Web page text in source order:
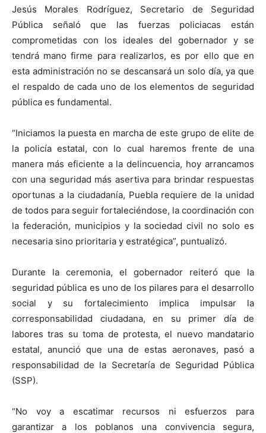
Jesús Morales Rodríguez, Secretario de Seguridad
Pública señaló que las fuerzas policiacas están
comprometidas con los ideales del gobernador y se
tendrá mano firme para realizarlos, es por ello que en
esta administración no se descansará un solo día, ya que
el respaldo de cada uno de los elementos de seguridad
pública es fundamental.
“Iniciamos la puesta en marcha de este grupo de elite de
la policía estatal, con lo cual haremos frente de una
manera más eficiente a la delincuencia, hoy arrancamos
con una seguridad más asertiva para brindar respuestas
oportunas a la ciudadanía, Puebla requiere de la unidad
de todos para seguir fortaleciéndose, la coordinación con
la federación, municipios y la sociedad civil no solo es
necesaria sino prioritaria y estratégica”, puntualizó.
Durante la ceremonia, el gobernador reiteró que la
seguridad pública es uno de los pilares para el desarrollo
social y su fortalecimiento implica impulsar la
corresponsabilidad ciudadana, en su primer día de
labores tras su toma de protesta, el nuevo mandatario
estatal, anunció que una de estas aeronaves, pasó a
responsabilidad de la Secretaría de Seguridad Pública
(SSP).
“No voy a escatimar recursos ni esfuerzos para
garantizar a los poblanos una convivencia segura,